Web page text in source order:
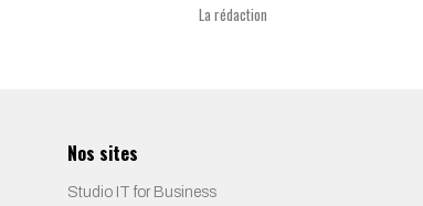
La rédaction
Nos sites
Studio IT for Business